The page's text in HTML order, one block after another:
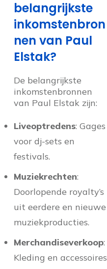
belangrijkste
inkomstenbron
nen van Paul
Elstak?
De belangrijkste
inkomstenbronnen
van Paul Elstak zijn:
Liveoptredens: Gages
voor dj-sets en
festivals.
Muziekrechten:
Doorlopende royalty’s
uit eerdere en nieuwe
muziekproducties.
Merchandiseverkoop:
Kleding en accessoires